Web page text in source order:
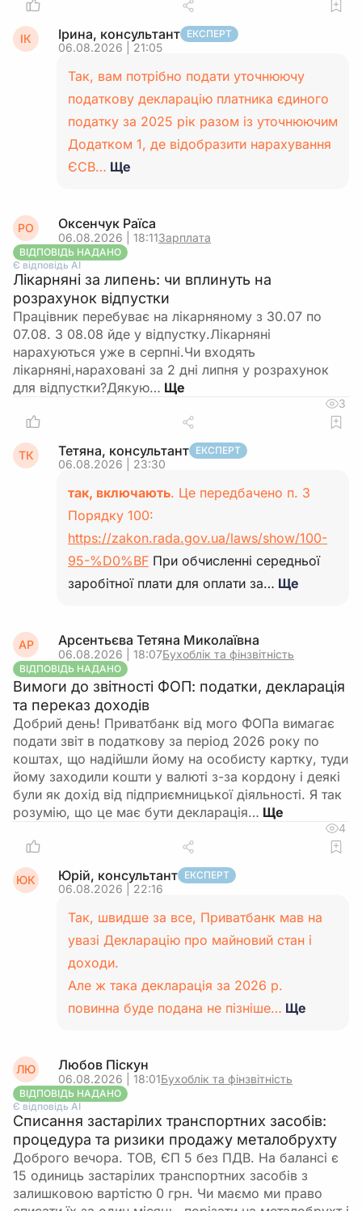
ІК Ірина, консультант ЕКСПЕРТ
06.08.2026 | 21:05
Так, вам потрібно подати уточнюючу
податкову декларацію платника єдиного
податку за 2025 рік разом із уточнюючим
Додатком 1, де відобразити нарахування
ЄСВ… Ще
РО Оксенчук Раїса
06.08.2026 | 18:11Зарплата
ВІДПОВІДЬ НАДАНО
Є відповідь АІ
Лікарняні за липень: чи вплинуть на
розрахунок відпустки
Працівник перебуває на лікарняному з 30.07 по
07.08. З 08.08 йде у відпустку.Лікарняні
нарахуються уже в серпні.Чи входять
лікарняні,нараховані за 2 дні липня у розрахунок
для відпустки?Дякую…
3
ТК Тетяна, консультант ЕКСПЕРТ
06.08.2026 | 23:30
так, включають. Це передбачено п. 3
Порядку 100:
https://zakon.rada.gov.ua/laws/show/100-
95-%D0%BF При обчисленні середньої
заробітної плати для оплати за… Ще
АР Арсентьєва Тетяна Миколаївна
06.08.2026 | 18:07Бухоблік та фінзвітність
ВІДПОВІДЬ НАДАНО
Вимоги до звітності ФОП: податки, декларація
та переказ доходів
Добрий день! Приватбанк від мого ФОПа вимагає
подати звіт в податкову за період 2026 року по
коштах, що надійшли йому на особисту картку, туди
йому заходили кошти у валюті з-за кордону і деякі
були як дохід від підприємницької діяльності. Я так
розумію, що це має бути декларація…
4
ЮК Юрій, консультант ЕКСПЕРТ
06.08.2026 | 22:16
Так, швидше за все, Приватбанк мав на
увазі Декларацію про майновий стан і
доходи.
Але ж така декларація за 2026 р.
повинна буде подана не пізніше… Ще
ЛЮ Любов Піскун
06.08.2026 | 18:01Бухоблік та фінзвітність
ВІДПОВІДЬ НАДАНО
Є відповідь АІ
Списання застарілих транспортних засобів:
процедура та ризики продажу металобрухту
Доброго вечора. ТОВ, ЄП 5 без ПДВ. На балансі є
15 одиниць застарілих транспортних засобів з
залишковою вартістю 0 грн. Чи маємо ми право